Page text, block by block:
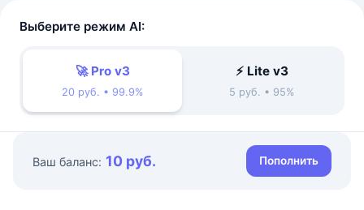
Выберите режим AI:
🚀 Pro v3
20 руб. • 99.9%
⚡ Lite v3
5 руб. • 95%
Ваш баланс: 10 руб. Пополнить